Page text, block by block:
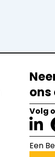
ons
Volg
Een